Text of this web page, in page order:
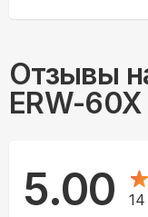
Отзывы
ERW-60X
5.00 14